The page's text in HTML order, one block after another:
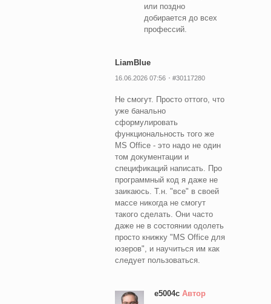
или поздно
добирается до всех
профессий.
LiamBlue
16.06.2026 07:56 #30117280
Не смогут. Просто оттого, что
уже банально
сформулировать
функциональность того же
MS Office - это надо не один
том документации и
спецификаций написать. Про
программный код я даже не
заикаюсь. Т.н. "все" в своей
массе никогда не смогут
такого сделать. Они часто
даже не в состоянии одолеть
просто книжку "MS Office для
юзеров", и научиться им как
следует пользоваться.
e5004c Автор